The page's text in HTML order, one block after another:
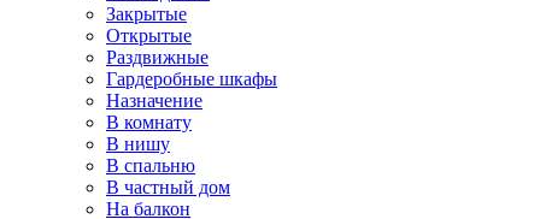
Закрытые
Открытые
Раздвижные
Гардеробные шкафы
Назначение
В комнату
В нишу
В спальню
В частный дом
На балкон